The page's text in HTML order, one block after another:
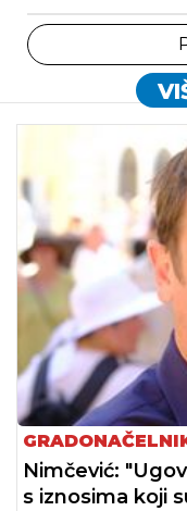
Nimčević:
s iznosima koji